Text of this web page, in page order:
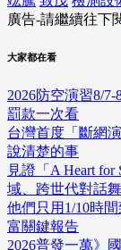
廣告-請繼續往下
大家都在看
2026防空演習8/
罰款一次看
台灣首度「斷網
說清楚的事
見證「A Heart
域、跨世代對話
他們只用1/10時
富關鍵報告
2026普發一萬》